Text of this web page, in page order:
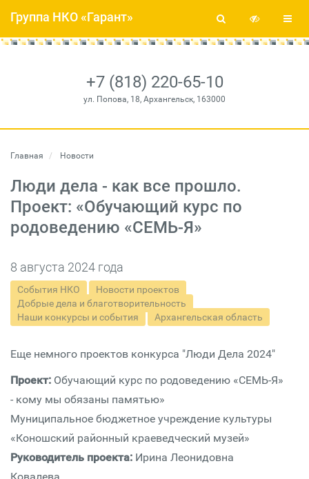
+7 (818) 220-65-10
ул. Попова, 18, Архангельск, 163000
Группа НКО «Гарант»
Главная Новости
Люди дела - как все прошло.
Проект: «Обучающий курс по
родоведению «СЕМЬ-Я»
8 августа 2024 года
События НКО
Новости проектов
Добрые дела и благотворительность
Наши конкурсы и события
Архангельская область
Еще немного проектов конкурса "Люди Дела 2024"
Проект: Обучающий курс по родоведению «СЕМЬ-Я»
- кому мы обязаны памятью»
Муниципальное бюджетное учреждение культуры
«Коношский районный краеведческий музей»
Руководитель проекта: Ирина Леонидовна